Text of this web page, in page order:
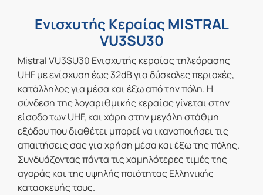
Eνισχυτής Κεραίας MISTRAL
VU3SU30
Mistral VU3SU30 Ενισχυτής κεραίας τηλεόρασης
UHF με ενίσχυση έως 32dB για δύσκολες περιοχές,
κατάλληλος για μέσα και έξω από την πόλη. Η
σύνδεση της λογαριθμικής κεραίας γίνεται στην
είσοδο των UHF, και χάρη στην μεγάλη στάθμη
εξόδου που διαθέτει μπορεί να ικανοποιήσει τις
απαιτήσεις σας για χρήση μέσα και έξω της πόλης.
Συνδυάζοντας πάντα τις χαμηλότερες τιμές της
αγοράς και της υψηλής ποιότητας Ελληνικής
κατασκευής τους.